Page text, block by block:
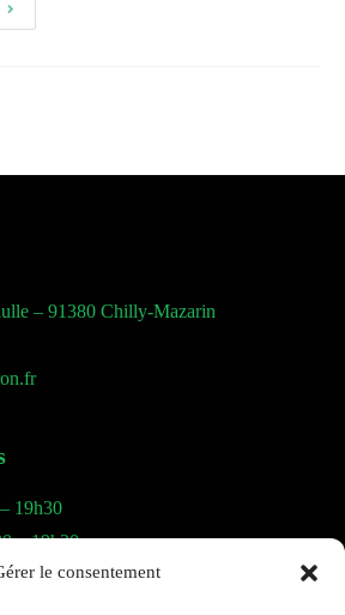
le consentement
– 91380 Chilly-Mazarin
19h30
– 19h30